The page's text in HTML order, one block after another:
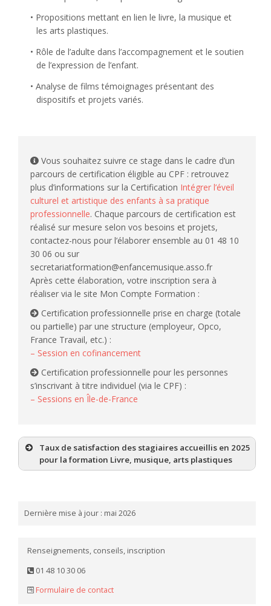
Propositions mettant en lien le livre, la musique et
les arts plastiques.
Rôle de l’adulte dans l’accompagnement et le soutien
de l’expression de l’enfant.
Analyse de films témoignages présentant des
dispositifs et projets variés.
Vous souhaitez suivre ce stage dans le cadre d’un
parcours de certification éligible au CPF : retrouvez
plus d’informations sur la Certification Intégrer l’éveil
culturel et artistique des enfants à sa pratique
professionnelle. Chaque parcours de certification est
réalisé sur mesure selon vos besoins et projets,
contactez-nous pour l’élaborer ensemble au 01 48 10
30 06 ou sur
secretariatformation@enfancemusique.asso.fr
Après cette élaboration, votre inscription sera à
réaliser via le site Mon Compte Formation :
Certification professionnelle prise en charge (totale
ou partielle) par une structure (employeur, Opco,
France Travail, etc.) :
– Session en cofinancement
Certification professionnelle pour les personnes
s’inscrivant à titre individuel (via le CPF) :
– Sessions en Île-de-France
Taux de satisfaction des stagiaires accueillis en 2025
pour la formation Livre, musique, arts plastiques
Dernière mise à jour : mai 2026
Renseignements, conseils, inscription
01 48 10 30 06
Formulaire de contact